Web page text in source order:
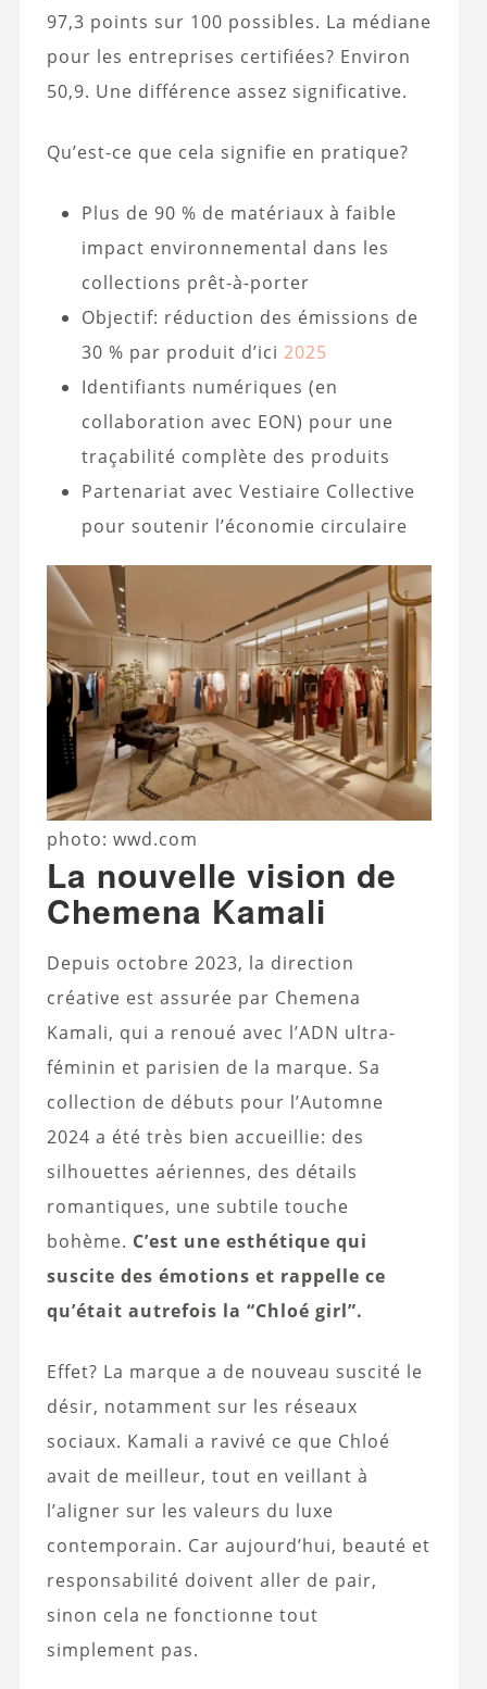
97,3 points sur 100 possibles. La médiane
pour les entreprises certifiées? Environ
50,9. Une différence assez significative.
Qu’est-ce que cela signifie en pratique?
Plus de 90 % de matériaux à faible
impact environnemental dans les
collections prêt-à-porter
Objectif: réduction des émissions de
30 % par produit d’ici 2025
Identifiants numériques (en
collaboration avec EON) pour une
traçabilité complète des produits
Partenariat avec Vestiaire Collective
pour soutenir l’économie circulaire
photo: wwd.com
La nouvelle vision de
Chemena Kamali
Depuis octobre 2023, la direction
créative est assurée par Chemena
Kamali, qui a renoué avec l’ADN ultra-
féminin et parisien de la marque. Sa
collection de débuts pour l’Automne
2024 a été très bien accueillie: des
silhouettes aériennes, des détails
romantiques, une subtile touche
bohème. C’est une esthétique qui
suscite des émotions et rappelle ce
qu’était autrefois la “Chloé girl”.
Effet? La marque a de nouveau suscité le
désir, notamment sur les réseaux
sociaux. Kamali a ravivé ce que Chloé
avait de meilleur, tout en veillant à
l’aligner sur les valeurs du luxe
contemporain. Car aujourd’hui, beauté et
responsabilité doivent aller de pair,
sinon cela ne fonctionne tout
simplement pas.